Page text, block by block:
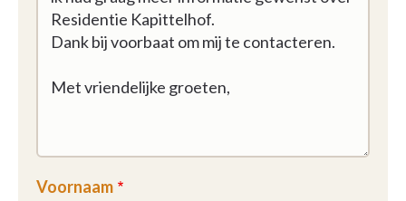
Voornaam